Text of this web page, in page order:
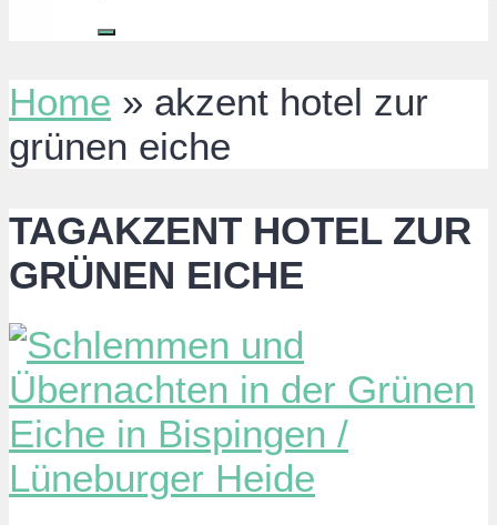
Home » akzent hotel zur
grünen eiche
TAGAKZENT HOTEL ZUR
GRÜNEN EICHE